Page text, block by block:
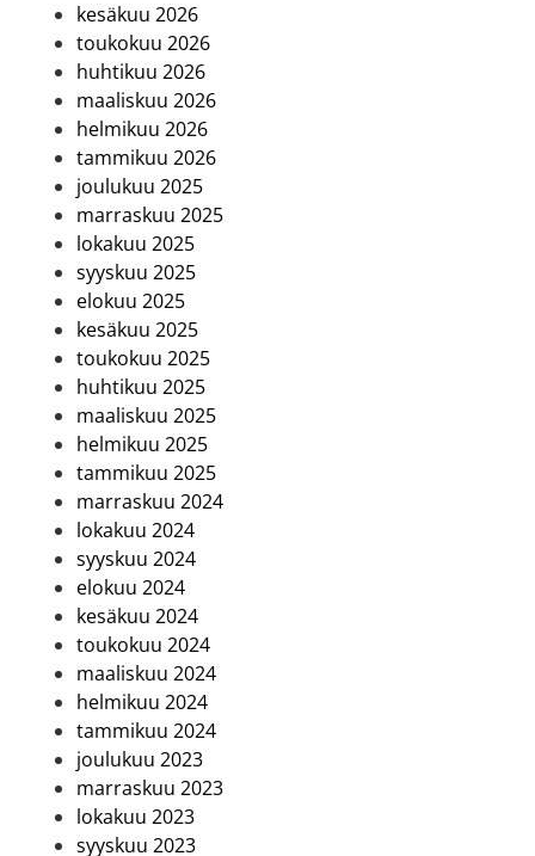
kesäkuu 2026
toukokuu 2026
huhtikuu 2026
maaliskuu 2026
helmikuu 2026
tammikuu 2026
joulukuu 2025
marraskuu 2025
lokakuu 2025
syyskuu 2025
elokuu 2025
kesäkuu 2025
toukokuu 2025
huhtikuu 2025
maaliskuu 2025
helmikuu 2025
tammikuu 2025
marraskuu 2024
lokakuu 2024
syyskuu 2024
elokuu 2024
kesäkuu 2024
toukokuu 2024
maaliskuu 2024
helmikuu 2024
tammikuu 2024
joulukuu 2023
marraskuu 2023
lokakuu 2023
syyskuu 2023